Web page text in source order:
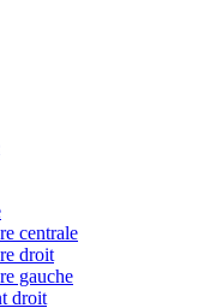
centrale
droit
gauche
droit